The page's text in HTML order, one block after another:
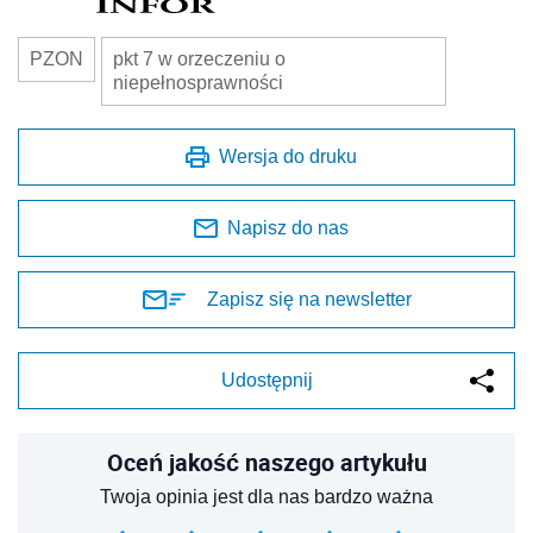
PZON
pkt 7 w orzeczeniu o
niepełnosprawności
Wersja do druku
Napisz do nas
Zapisz się na newsletter
Udostępnij
Oceń jakość naszego artykułu
Twoja opinia jest dla nas bardzo ważna